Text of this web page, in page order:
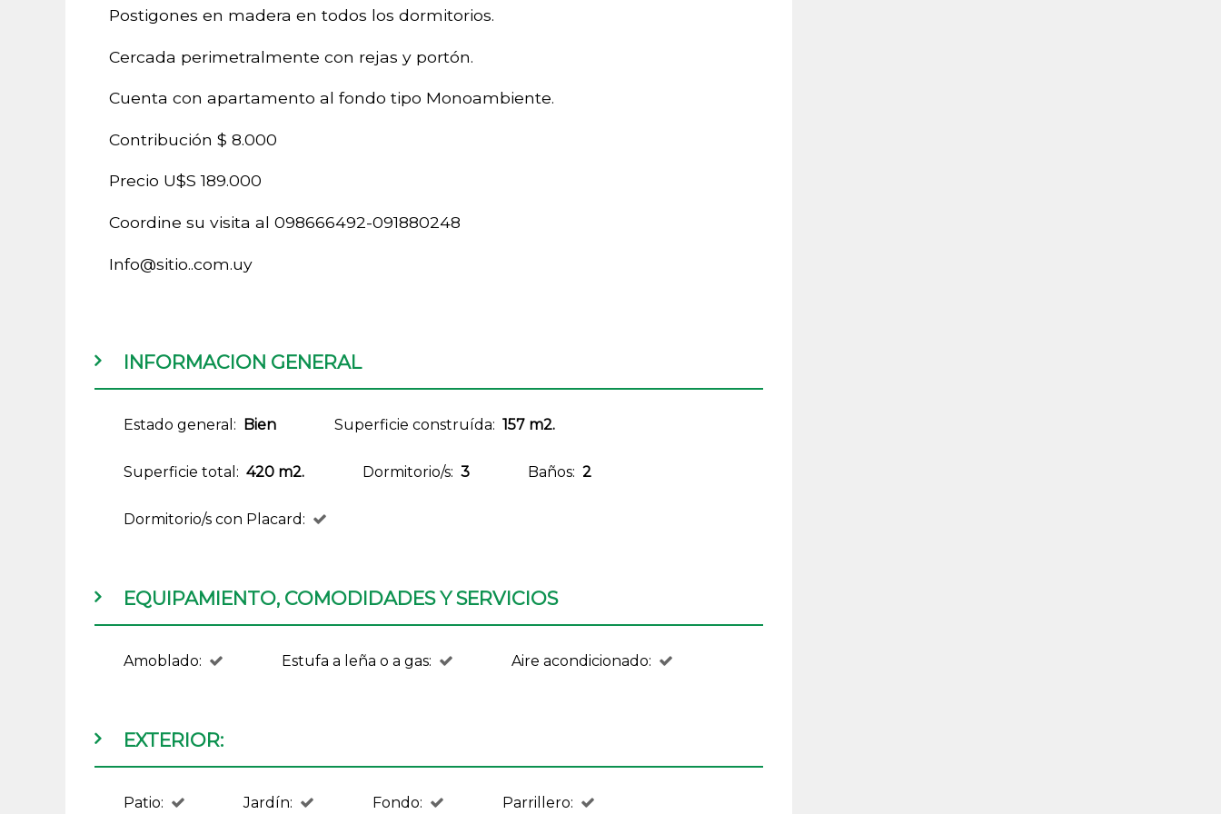
Postigones en madera en todos los dormitorios.
Cercada perimetralmente con rejas y portón.
Cuenta con apartamento al fondo tipo Monoambiente.
Contribución $ 8.000
Precio U$S 189.000
Coordine su visita al 098666492-091880248
Info@sitio..com.uy
INFORMACION GENERAL
Estado general: Bien Superficie construída: 157 m2.
Superficie total: 420 m2. Dormitorio/s: 3 Baños: 2
Dormitorio/s con Placard:
EQUIPAMIENTO, COMODIDADES Y SERVICIOS
Amoblado: Estufa a leña o a gas: Aire acondicionado:
EXTERIOR:
Patio: Jardín: Fondo: Parrillero: